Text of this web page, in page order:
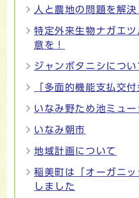
人と農地の問題を解決
特定外来生物ナガエ
意を！
ジャンボタニシについ
「多面的機能支払交
いなみ野ため池ミュー
いなみ朝市
地域計画について
稲美町は「オーガニ
しました